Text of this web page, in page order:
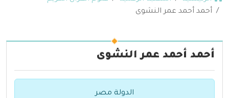
أحمد أحمد عمر النشوى
أحمد أحمد عمر النشوى
الدولة مصر